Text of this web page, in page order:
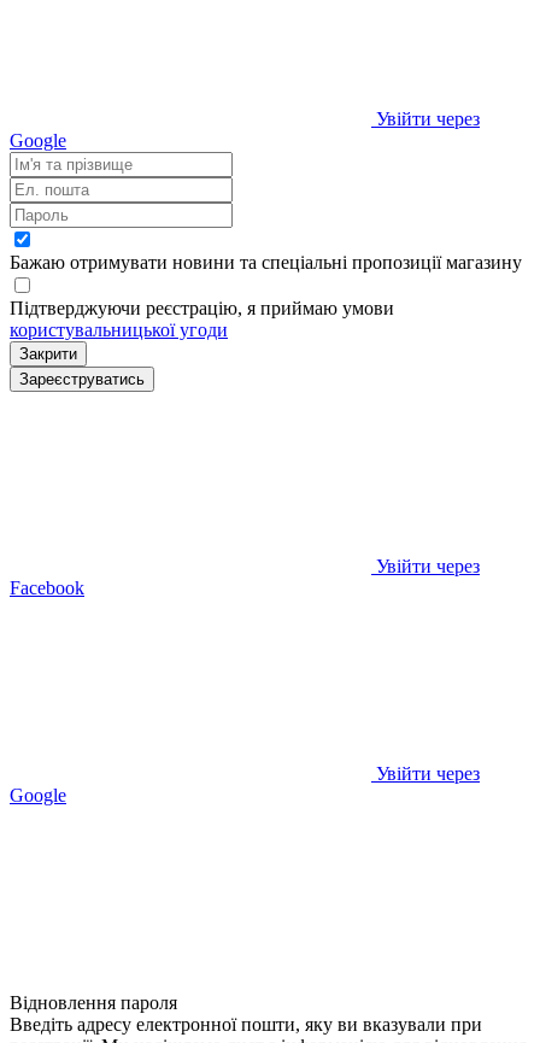
Увійти через
Google
Бажаю отримувати новини та спеціальні пропозиціїмагазину
Підтверджуючи реєстрацію, я приймаю умови
користувальницької угоди
Закрити
Зареєструватись
Увійти через
Facebook
Увійти через
Google
Відновлення пароля
Введіть адресу електронної пошти, яку ви вказували при